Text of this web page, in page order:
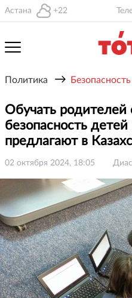
Астана +22
Политика → Безопасность
Обучать родителей
безопасность
предлагают в
02 октября 2024, 18:05